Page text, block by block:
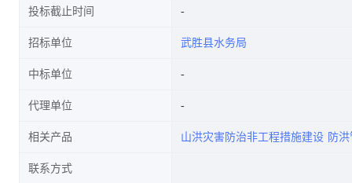
投标截止时间
招标单位 武胜县水务局
中标单位
代理单位
相关产品 山洪灾害防治非工程措施建设 防
联系方式